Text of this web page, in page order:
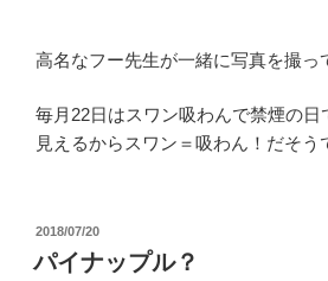
高名なフー先生が一緒に写真を撮っ
毎月22日はスワン吸わんで禁煙の日
見えるからスワン＝吸わん！だそう
投
日:
2018/07/20
パイナップル？